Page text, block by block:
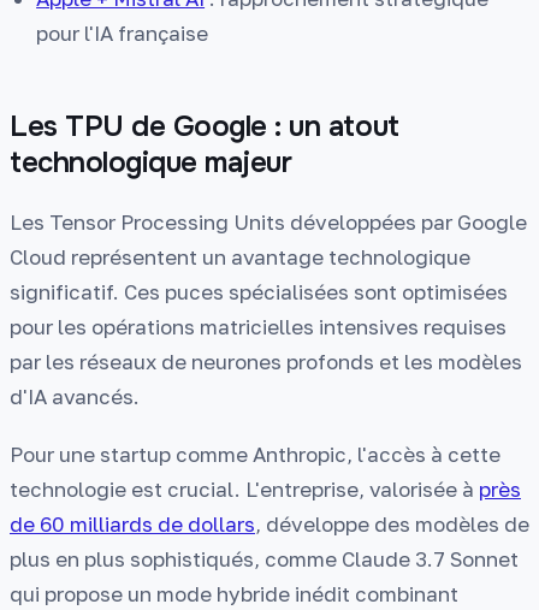
pour l'IA française
Les TPU de Google : un atout
technologique majeur
Les Tensor Processing Units développées par Google
Cloud représentent un avantage technologique
significatif. Ces puces spécialisées sont optimisées
pour les opérations matricielles intensives requises
par les réseaux de neurones profonds et les modèles
d'IA avancés.
Pour une startup comme Anthropic, l'accès à cette
technologie est crucial. L'entreprise, valorisée à près
de 60 milliards de dollars, développe des modèles de
plus en plus sophistiqués, comme Claude 3.7 Sonnet
qui propose un mode hybride inédit combinant